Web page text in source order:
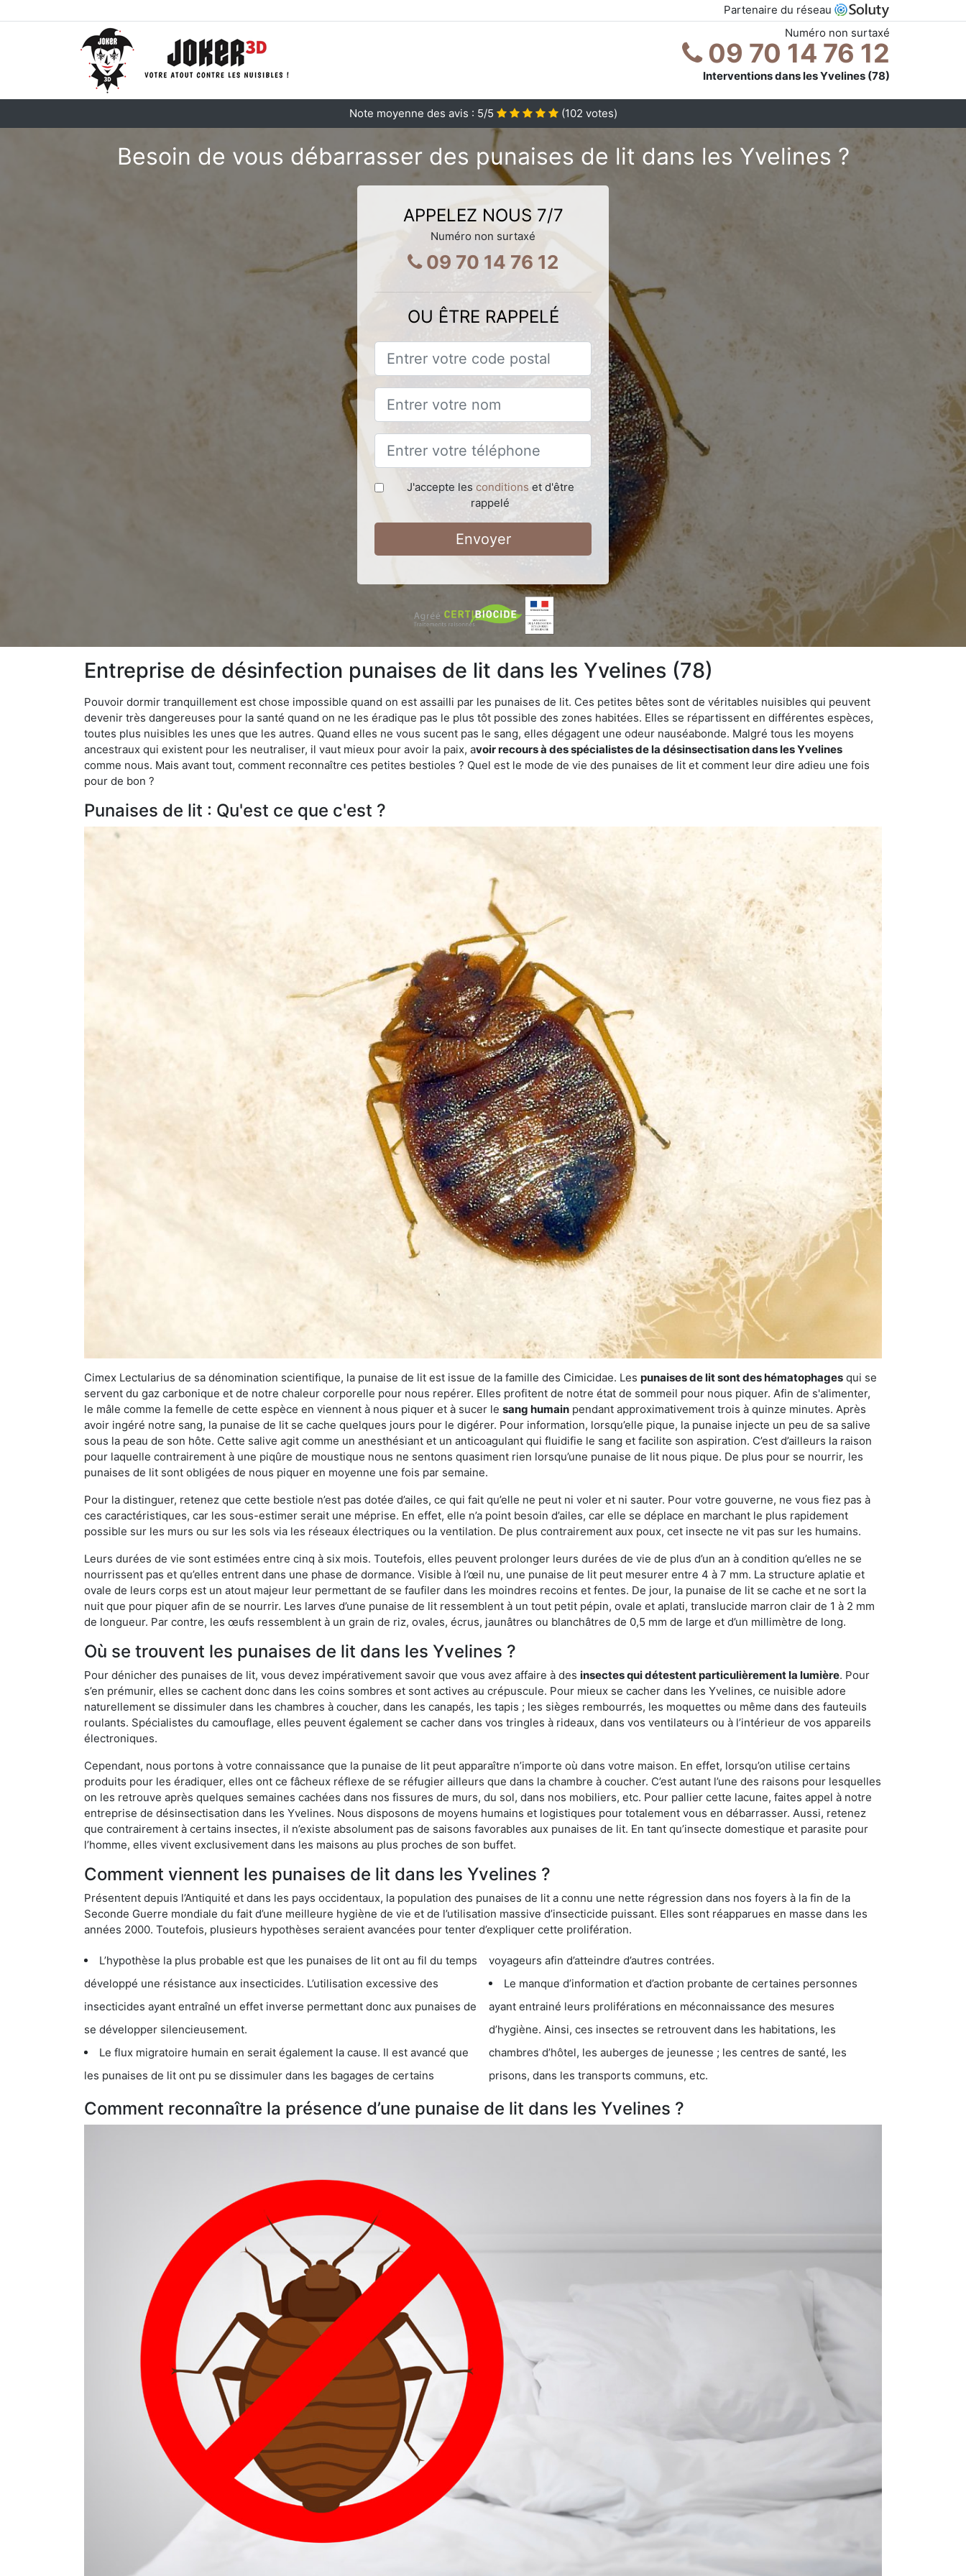
Partenaire du réseau
Numéro non surtaxé
09 70 14 76 12
Interventions dans les Yvelines (78)
Note moyenne des avis : 5/5 (102 votes)
Besoin de vous débarrasser des punaises de lit dans les Yvelines ?
APPELEZ NOUS 7/7
Numéro non surtaxé
09 70 14 76 12
OU ÊTRE RAPPELÉ
J'accepte les conditions et d'être
rappelé
Envoyer
Entreprise de désinfection punaises de lit dans les Yvelines (78)
Pouvoir dormir tranquillement est chose impossible quand on est assailli par les punaises de lit. Ces petites bêtes sont de véritables nuisibles qui peuvent
devenir très dangereuses pour la santé quand on ne les éradique pas le plus tôt possible des zones habitées. Elles se répartissent en différentes espèces,
toutes plus nuisibles les unes que les autres. Quand elles ne vous sucent pas le sang, elles dégagent une odeur nauséabonde. Malgré tous les moyens
ancestraux qui existent pour les neutraliser, il vaut mieux pour avoir la paix, avoir recours à des spécialistes de la désinsectisation dans les Yvelines
comme nous. Mais avant tout, comment reconnaître ces petites bestioles ? Quel est le mode de vie des punaises de lit et comment leur dire adieu une fois
pour de bon ?
Punaises de lit : Qu'est ce que c'est ?
Cimex Lectularius de sa dénomination scientifique, la punaise de lit est issue de la famille des Cimicidae. Les punaises de lit sont des hématophages qui se
servent du gaz carbonique et de notre chaleur corporelle pour nous repérer. Elles profitent de notre état de sommeil pour nous piquer. Afin de s'alimenter,
le mâle comme la femelle de cette espèce en viennent à nous piquer et à sucer le sang humain pendant approximativement trois à quinze minutes. Après
avoir ingéré notre sang, la punaise de lit se cache quelques jours pour le digérer. Pour information, lorsqu’elle pique, la punaise injecte un peu de sa salive
sous la peau de son hôte. Cette salive agit comme un anesthésiant et un anticoagulant qui fluidifie le sang et facilite son aspiration. C’est d’ailleurs la raison
pour laquelle contrairement à une piqûre de moustique nous ne sentons quasiment rien lorsqu’une punaise de lit nous pique. De plus pour se nourrir, les
punaises de lit sont obligées de nous piquer en moyenne une fois par semaine.
Pour la distinguer, retenez que cette bestiole n’est pas dotée d’ailes, ce qui fait qu’elle ne peut ni voler et ni sauter. Pour votre gouverne, ne vous fiez pas à
ces caractéristiques, car les sous-estimer serait une méprise. En effet, elle n’a point besoin d’ailes, car elle se déplace en marchant le plus rapidement
possible sur les murs ou sur les sols via les réseaux électriques ou la ventilation. De plus contrairement aux poux, cet insecte ne vit pas sur les humains.
Leurs durées de vie sont estimées entre cinq à six mois. Toutefois, elles peuvent prolonger leurs durées de vie de plus d’un an à condition qu’elles ne se
nourrissent pas et qu’elles entrent dans une phase de dormance. Visible à l’œil nu, une punaise de lit peut mesurer entre 4 à 7 mm. La structure aplatie et
ovale de leurs corps est un atout majeur leur permettant de se faufiler dans les moindres recoins et fentes. De jour, la punaise de lit se cache et ne sort la
nuit que pour piquer afin de se nourrir. Les larves d’une punaise de lit ressemblent à un tout petit pépin, ovale et aplati, translucide marron clair de 1 à 2 mm
de longueur. Par contre, les œufs ressemblent à un grain de riz, ovales, écrus, jaunâtres ou blanchâtres de 0,5 mm de large et d’un millimètre de long.
Où se trouvent les punaises de lit dans les Yvelines ?
Pour dénicher des punaises de lit, vous devez impérativement savoir que vous avez affaire à des insectes qui détestent particulièrement la lumière. Pour
s’en prémunir, elles se cachent donc dans les coins sombres et sont actives au crépuscule. Pour mieux se cacher dans les Yvelines, ce nuisible adore
naturellement se dissimuler dans les chambres à coucher, dans les canapés, les tapis ; les sièges rembourrés, les moquettes ou même dans des fauteuils
roulants. Spécialistes du camouflage, elles peuvent également se cacher dans vos tringles à rideaux, dans vos ventilateurs ou à l’intérieur de vos appareils
électroniques.
Cependant, nous portons à votre connaissance que la punaise de lit peut apparaître n’importe où dans votre maison. En effet, lorsqu’on utilise certains
produits pour les éradiquer, elles ont ce fâcheux réflexe de se réfugier ailleurs que dans la chambre à coucher. C’est autant l’une des raisons pour lesquelles
on les retrouve après quelques semaines cachées dans nos fissures de murs, du sol, dans nos mobiliers, etc. Pour pallier cette lacune, faites appel à notre
entreprise de désinsectisation dans les Yvelines. Nous disposons de moyens humains et logistiques pour totalement vous en débarrasser. Aussi, retenez
que contrairement à certains insectes, il n’existe absolument pas de saisons favorables aux punaises de lit. En tant qu’insecte domestique et parasite pour
l’homme, elles vivent exclusivement dans les maisons au plus proches de son buffet.
Comment viennent les punaises de lit dans les Yvelines ?
Présentent depuis l’Antiquité et dans les pays occidentaux, la population des punaises de lit a connu une nette régression dans nos foyers à la fin de la
Seconde Guerre mondiale du fait d’une meilleure hygiène de vie et de l’utilisation massive d’insecticide puissant. Elles sont réapparues en masse dans les
années 2000. Toutefois, plusieurs hypothèses seraient avancées pour tenter d’expliquer cette prolifération.
L’hypothèse la plus probable est que les punaises de lit ont au fil du temps
développé une résistance aux insecticides. L’utilisation excessive des
insecticides ayant entraîné un effet inverse permettant donc aux punaises de
se développer silencieusement.
Le flux migratoire humain en serait également la cause. Il est avancé que
les punaises de lit ont pu se dissimuler dans les bagages de certains
voyageurs afin d’atteindre d’autres contrées.
Le manque d’information et d’action probante de certaines personnes
ayant entrainé leurs proliférations en méconnaissance des mesures
d’hygiène. Ainsi, ces insectes se retrouvent dans les habitations, les
chambres d’hôtel, les auberges de jeunesse ; les centres de santé, les
prisons, dans les transports communs, etc.
Comment reconnaître la présence d’une punaise de lit dans les Yvelines ?